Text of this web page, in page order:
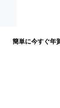
簡単に今すぐ年